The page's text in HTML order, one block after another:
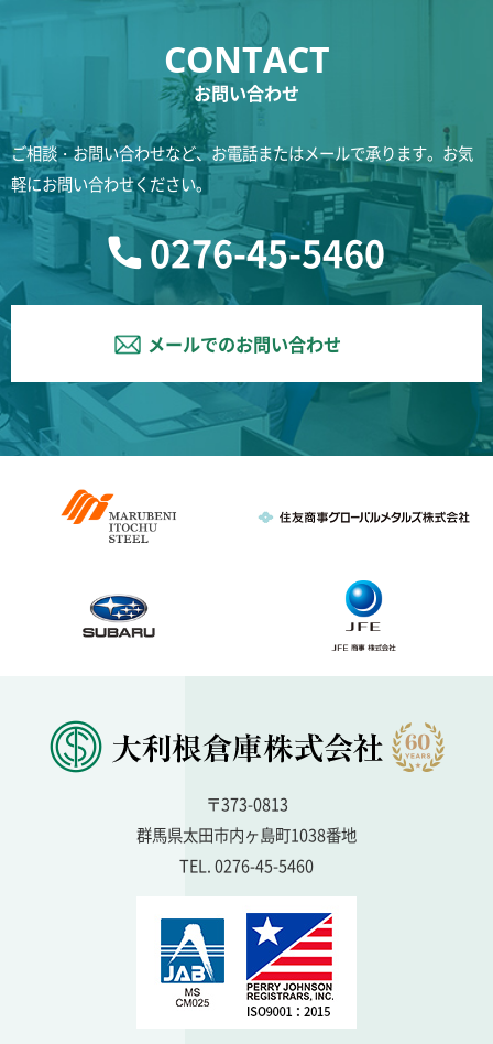
お問い合わせ
ご相談・お問い合わせなど、お電話またはメールで承ります。お気
軽にお問い合わせください。
0276-45-5460
メールでのお問い合わせ
〒373-0813
群馬県太田市内ヶ島町1038番地
TEL. 0276-45-5460